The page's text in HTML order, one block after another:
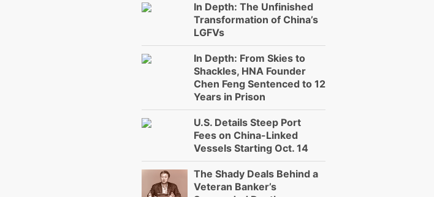
In Depth: The Unfinished
Transformation of China’s
LGFVs
In Depth: From Skies to
Shackles, HNA Founder
Chen Feng Sentenced to 12
Years in Prison
U.S. Details Steep Port
Fees on China-Linked
Vessels Starting Oct. 14
The Shady Deals Behind a
Veteran Banker’s